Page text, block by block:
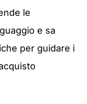
le
e sa
per guidare i